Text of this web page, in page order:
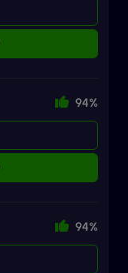
94%
94%